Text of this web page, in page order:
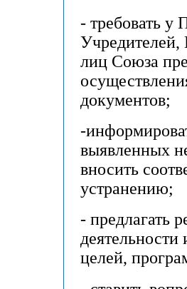
- требовать у
лиц Союза
документов;
-
выявленных
вносить
устранению;
- предлагать
целей,